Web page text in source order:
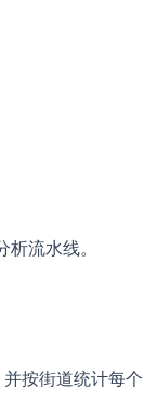
流水线。
按街道统计每个